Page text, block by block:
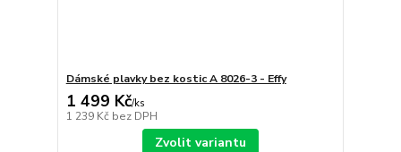
Dámské plavky bez kostic A 8026-3 - Effy
1 499 Kč/ks
1 239 Kč bez DPH
Zvolit variantu